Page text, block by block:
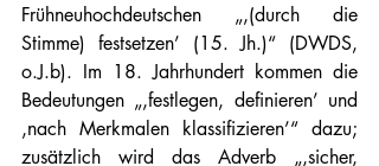
Frühneuhochdeutschen „‚(durch die
Stimme) festsetzen’ (15. Jh.)“ (DWDS,
o.J.b). Im 18. Jahrhundert kommen die
Bedeutungen „‚festlegen, definieren’ und
‚nach Merkmalen klassifizieren’“ dazu;
zusätzlich wird das Adverb „‚sicher,